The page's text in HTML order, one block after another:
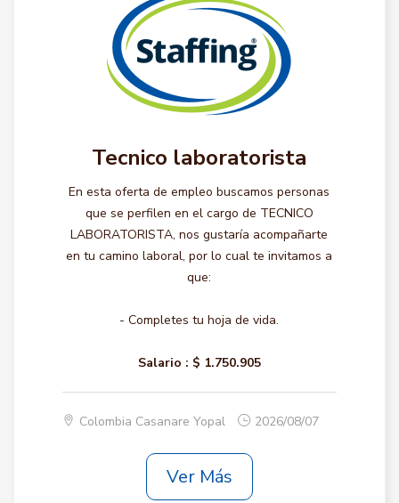
Tecnico laboratorista
En esta oferta de empleo buscamos personas
que se perfilen en el cargo de TECNICO
LABORATORISTA, nos gustaría acompañarte
en tu camino laboral, por lo cual te invitamos a
que:
- Completes tu hoja de vida.
Salario : $ 1.750.905
Colombia Casanare Yopal 2026/08/07
Ver Más